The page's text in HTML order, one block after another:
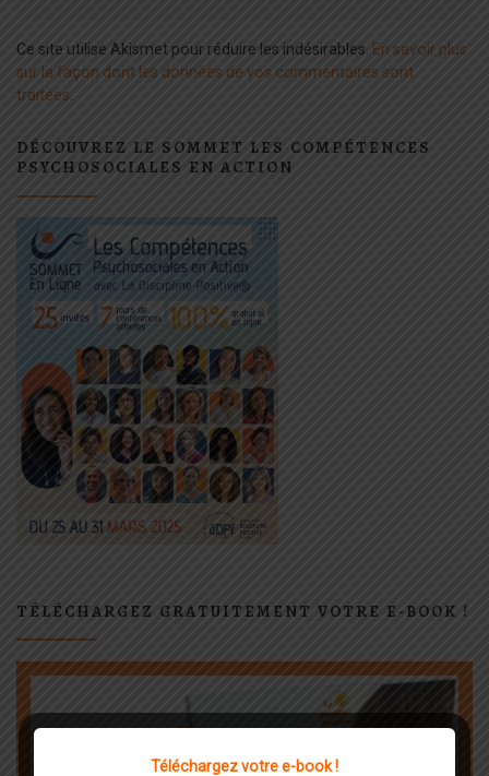
Ce site utilise Akismet pour réduire les indésirables. En savoir plus
sur la façon dont les données de vos commentaires sont
traitées
DÉCOUVREZ LE SOMMET LES COMPÉTENCES
PSYCHOSOCIALES EN ACTION
TÉLÉCHARGEZ GRATUITEMENT VOTRE E-BOOK !
Téléchargez votre e-book !